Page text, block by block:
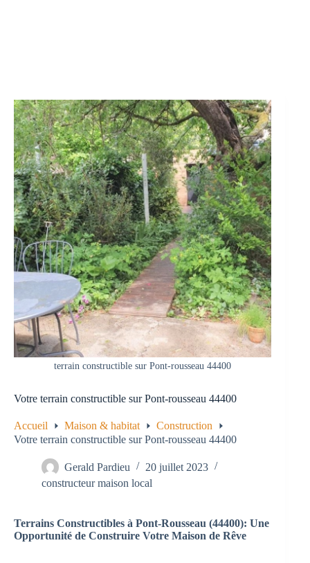
terrain constructible sur Pont-rousseau 44400
Votre terrain constructible sur Pont-rousseau 44400
Accueil Maison & habitat
Construction
Votre terrain constructible sur Pont-rousseau 44400
Gerald Pardieu
20 juillet 2023
constructeur maison local
Terrains Constructibles à Pont-Rousseau (44400): Une
Opportunité de Construire Votre Maison de Rêve